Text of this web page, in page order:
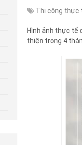
Thi công thực
Hình ảnh thực tế
thiện trong 4